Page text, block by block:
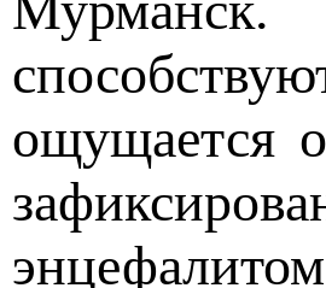
ощущается